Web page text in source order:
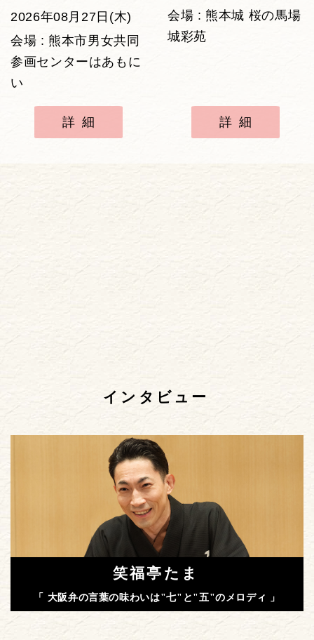
2026年08月27日(木)
会場 : 熊本市男女共同
参画センターはあもに
い
詳細
会場 : 熊本城 桜の馬場
城彩苑
詳細
インタビュー
笑福亭たま
「 大阪弁の言葉の味わいは"七"と"五"のメロディ 」